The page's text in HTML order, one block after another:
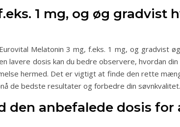
1 mg, og øg gradvist
Melatonin 3 mg, f.eks. 1 mg, og gradvist
lavere dosis kan du bedre observere, hvordan
hermed. Det er vigtigt at finde den rette
de bedste resultater og forbedre din søvnkvalitet.
den anbefalede dosis for